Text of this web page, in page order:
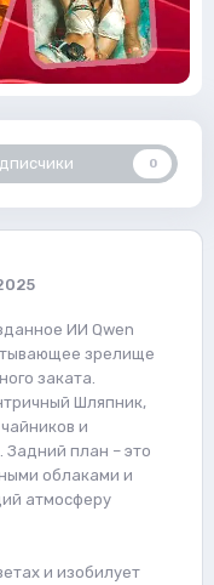
0
ИИ Qwen
зрелище
заката.
Шляпник,
и
план – это
облаками и
атмосферу
и изобилует